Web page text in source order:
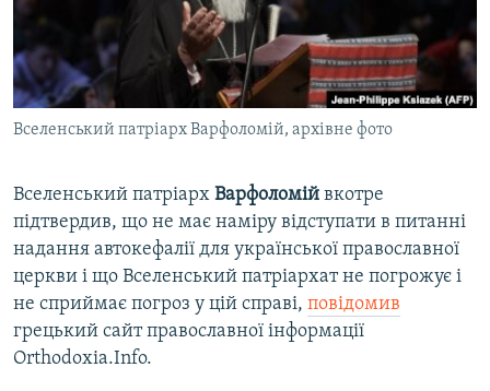
ВІДЕОУРОКИ «ELIFBE»
СВІДЧЕННЯ ОКУПАЦІЇ
УКРАЇНСЬКА ПРОБЛЕМА КРИМУ
ІНФОГРАФІКА
Qırımtatar
ДОЛУЧАЙСЯ!
Усі сайти RFE/RL
Вселенський патріарх Варфоломій, архівне фото
Вселенський патріарх Варфоломій вкотре
підтвердив, що не має наміру відступати в питанні
надання автокефалії для української православної
церкви і що Вселенський патріархат не погрожує і
не сприймає погроз у цій справі, повідомив
грецький сайт православної інформації
Orthodoxia.Info.